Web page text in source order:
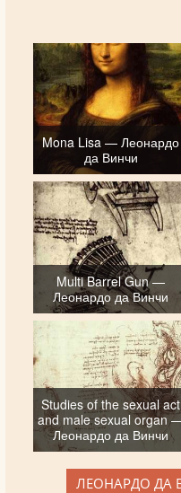
Mona Lisa — Леонардо
да Винчи
Multi Barrel Gun —
Леонардо да Винчи
Studies of the sexual act
and male sexual organ
Леонардо да Винчи
ЛЕОНАРДО ДА